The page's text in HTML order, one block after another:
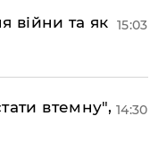
війни та як 15:03
втемну", 14:30